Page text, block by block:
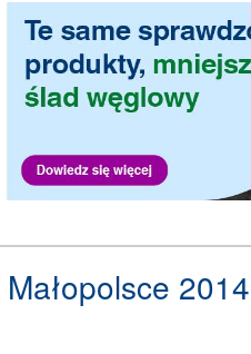
2014